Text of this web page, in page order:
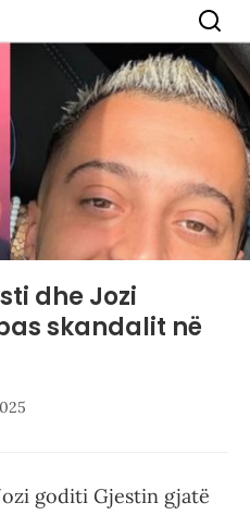
dhe Jozi
skandalit në
goditi Gjestin gjatë